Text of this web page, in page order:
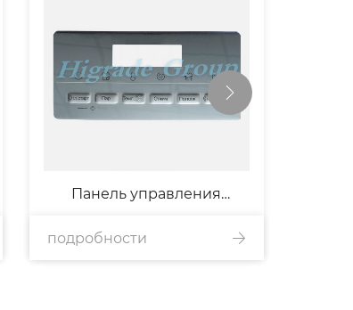
Панель управления
стиральной машиной
подробности